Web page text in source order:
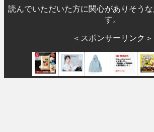
読んでいただいた方に関心がありそう
す。
＜スポンサーリンク＞